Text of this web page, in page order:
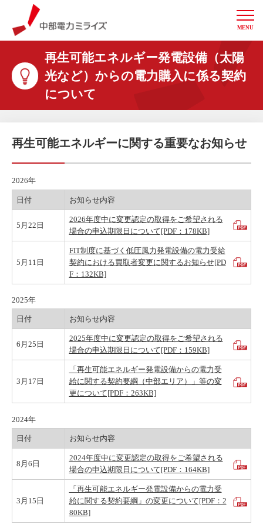
中部電力ミライズ
MENU
再生可能エネルギー発電設備（太陽
光など）からの電力購入に係る契約
について
再生可能エネルギーに関する重要なお知らせ
2026年
日付 お知らせ内容
5月22日
2026年度中に変更認定の取得をご希望される
場合の申込期限日について[PDF：178KB]
5月11日
FIT制度に基づく低圧風力発電設備の電力受給
契約における買取者変更に関するお知らせ[PD
F：132KB]
2025年
日付 お知らせ内容
6月25日
2025年度中に変更認定の取得をご希望される
場合の申込期限日について[PDF：159KB]
3月17日
「再生可能エネルギー発電設備からの電力受
給に関する契約要綱（中部エリア）」等の変
更について[PDF：263KB]
2024年
日付 お知らせ内容
8月6日
2024年度中に変更認定の取得をご希望される
場合の申込期限日について[PDF：164KB]
3月15日
「再生可能エネルギー発電設備からの電力受
給に関する契約要綱」の変更について[PDF：2
80KB]